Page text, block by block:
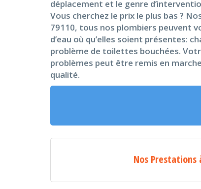
déplacement et le genre
Vous cherchez le prix le plus bas ?
79110, tous nos plombiers peuvent
d’eau où qu’elles soient présentes:
problème de toilettes bouchées.
problèmes peut être remis en
qualité.
Nos Prestations